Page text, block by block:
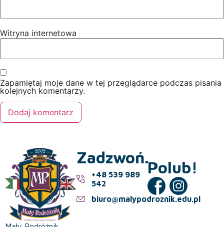
Witryna internetowa
Zapamiętaj moje dane w tej przeglądarce podczas pisania
kolejnych komentarzy.
Zadzwoń.
+48 539 989
542
biuro@malypodroznik.edu.pl
Polub!